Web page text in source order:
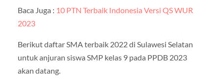
Baca Juga : 10 PTN Terbaik Indonesia Versi QS WUR
2023
Berikut daftar SMA terbaik 2022 di Sulawesi Selatan
untuk anjuran siswa SMP kelas 9 pada PPDB 2023
akan datang.